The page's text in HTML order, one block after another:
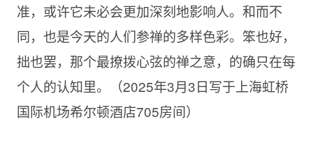
准，或许它未必会更加深刻地影响人。和而不
同，也是今天的人们参禅的多样色彩。笨也好，
拙也罢，那个最撩拨心弦的禅之意，的确只在每
个人的认知里。（2025年3月3日写于上海虹桥
国际机场希尔顿酒店705房间）